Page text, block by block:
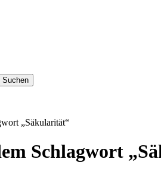
Suchen
„Säkularität“
Schlagwort